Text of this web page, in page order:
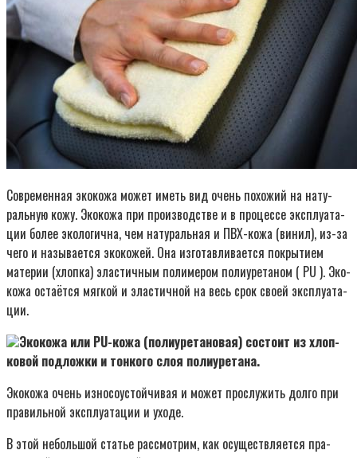
Совре­мен­ная эко­ко­жа может иметь вид очень похо­жий на нату­
раль­ную кожу. Эко­ко­жа при про­из­вод­стве и в про­цес­се экс­плу­а­та­
ции более эко­ло­гич­на, чем нату­раль­ная и ПВХ-кожа (винил), из-за
чего и назы­ва­ет­ся эко­ко­жей. Она изго­тав­ли­ва­ет­ся покры­ти­ем
мате­рии (хлоп­ка) эла­стич­ным поли­ме­ром поли­уре­та­ном ( PU ). Эко­
ко­жа оста­ёт­ся мяг­кой и эла­стич­ной на весь срок сво­ей экс­плу­а­та­
ции.
Эко­ко­жа или PU-кожа (поли­уре­та­но­вая) состо­ит из хлоп­
ко­вой под­лож­ки и тон­ко­го слоя поли­уре­та­на.
Эко­ко­жа очень изно­со­устой­чи­вая и может про­слу­жить дол­го при
пра­виль­ной экс­плу­а­та­ции и ухо­де.
В этой неболь­шой ста­тье рас­смот­рим, как осу­ществ­ля­ет­ся пра­